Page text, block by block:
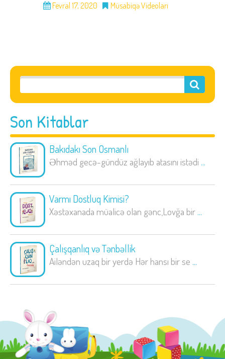
Son Kitablar
Bakıdakı Son Osmanlı
Əhməd gecə-gündüz ağlayıb atasını istədi ...
Varmı Dostluq Kimisi?
Xəstəxanada müalicə olan gənc,Lovğa bir ...
Çalışqanlıq və Tənbəllik
Ailəndən uzaq bir yerdə Hər hansı bir se ...
Fevral 17, 2020 Müsabiqə Videoları